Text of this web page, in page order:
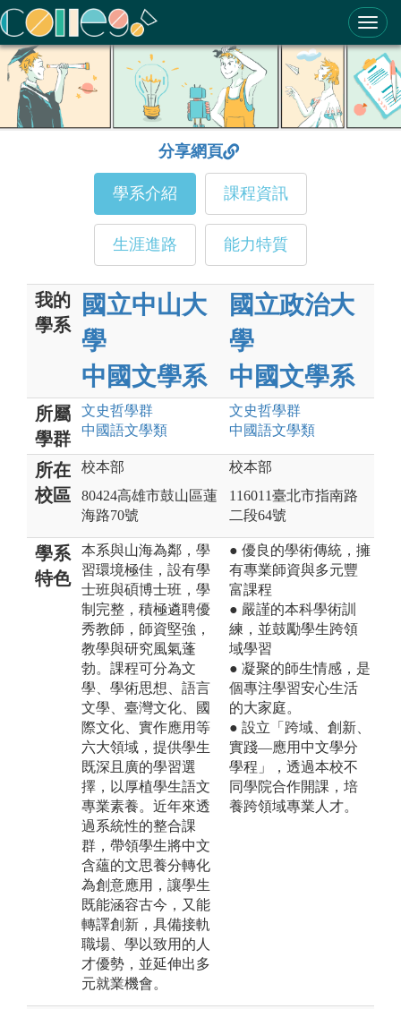
ColleGo! 大學選才與高中育才輔助系統
分享網頁
學系介紹 課程資訊
生涯進路 能力特質
我的
學系
國立中山大
學
中國文學系
國立政治大
學
中國文學系
所屬
學群
文史哲學群
中國語文學類
文史哲學群
中國語文學類
所在
校區
校本部
80424高雄市鼓山區蓮
海路70號
校本部
116011臺北市指南路
二段64號
學系
特色
本系與山海為鄰，學
習環境極佳，設有學
士班與碩博士班，學
制完整，積極遴聘優
秀教師，師資堅強，
教學與研究風氣蓬
勃。課程可分為文
學、學術思想、語言
文學、臺灣文化、國
際文化、實作應用等
六大領域，提供學生
既深且廣的學習選
擇，以厚植學生語文
專業素養。近年來透
過系統性的整合課
群，帶領學生將中文
含蘊的文思養分轉化
為創意應用，讓學生
既能涵容古今，又能
轉譯創新，具備接軌
職場、學以致用的人
才優勢，並延伸出多
元就業機會。
● 優良的學術傳統，擁
有專業師資與多元豐
富課程
● 嚴謹的本科學術訓
練，並鼓勵學生跨領
域學習
● 凝聚的師生情感，是
個專注學習安心生活
的大家庭。
● 設立「跨域、創新、
實踐—應用中文學分
學程」，透過本校不
同學院合作開課，培
養跨領域專業人才。